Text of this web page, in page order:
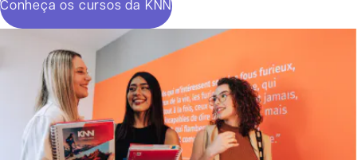
Conheça os cursos da KNN